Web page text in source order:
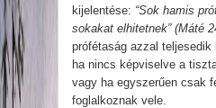
kijelentése: “Sok hamis
sokakat elhitetnek” (Máté
prófétaság azzal teljesedik
ha nincs képviselve a
vagy ha egyszerűen csak
foglalkoznak vele.